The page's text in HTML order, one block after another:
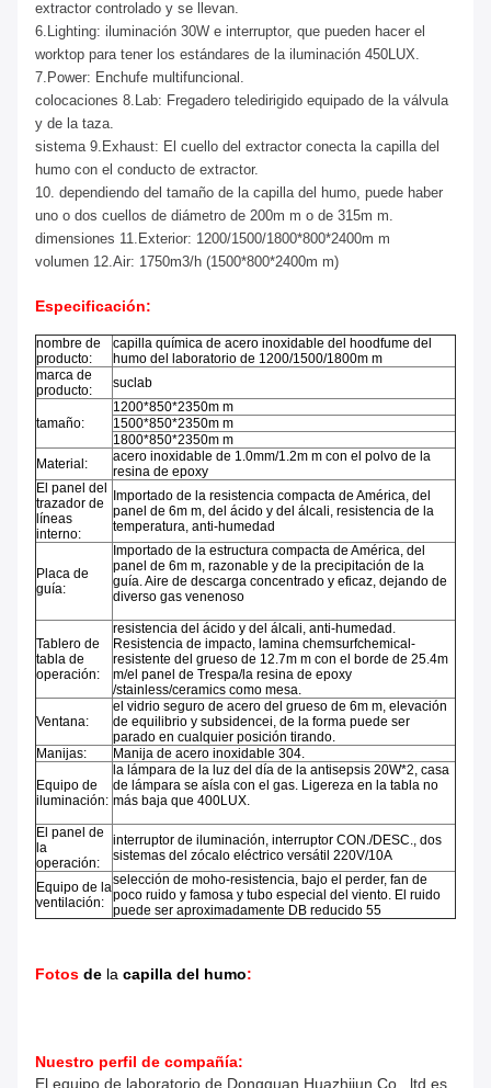
extractor controlado y se llevan.
6.Lighting: iluminación 30W e interruptor, que pueden hacer el
worktop para tener los estándares de la iluminación 450LUX.
7.Power: Enchufe multifuncional.
colocaciones 8.Lab: Fregadero teledirigido equipado de la válvula
y de la taza.
sistema 9.Exhaust: El cuello del extractor conecta la capilla del
humo con el conducto de extractor.
10. dependiendo del tamaño de la capilla del humo, puede haber
uno o dos cuellos de diámetro de 200m m o de 315m m.
dimensiones 11.Exterior: 1200/1500/1800*800*2400m m
volumen 12.Air: 1750m3/h (1500*800*2400m m)
Especificación:
nombre de
producto:
capilla química de acero inoxidable del hoodfume del
humo del laboratorio de 1200/1500/1800m m
marca de
producto:
suclab
tamaño:
1200*850*2350m m
1500*850*2350m m
1800*850*2350m m
Material:
acero inoxidable de 1.0mm/1.2m m con el polvo de la
resina de epoxy
El panel del
trazador de
líneas
interno:
Importado de la resistencia compacta de América, del
panel de 6m m, del ácido y del álcali, resistencia de la
temperatura, anti-humedad
Placa de
guía:
Importado de la estructura compacta de América, del
panel de 6m m, razonable y de la precipitación de la
guía. Aire de descarga concentrado y eficaz, dejando de
diverso gas venenoso
Tablero de
tabla de
operación:
resistencia del ácido y del álcali, anti-humedad.
Resistencia de impacto, lamina chemsurfchemical-
resistente del grueso de 12.7m m con el borde de 25.4m
m/el panel de Trespa/la resina de epoxy
/stainless/ceramics como mesa.
Ventana:
el vidrio seguro de acero del grueso de 6m m, elevación
de equilibrio y subsidencei, de la forma puede ser
parado en cualquier posición tirando.
Manijas:
Manija de acero inoxidable 304.
Equipo de
iluminación:
la lámpara de la luz del día de la antisepsis 20W*2, casa
de lámpara se aísla con el gas. Ligereza en la tabla no
más baja que 400LUX.
El panel de
la
operación:
interruptor de iluminación, interruptor CON./DESC., dos
sistemas del zócalo eléctrico versátil 220V/10A
Equipo de la
ventilación:
selección de moho-resistencia, bajo el perder, fan de
poco ruido y famosa y tubo especial del viento. El ruido
puede ser aproximadamente DB reducido 55
Fotos de la capilla del humo:
Nuestro perfil de compañía:
El equipo de laboratorio de Dongguan Huazhijun Co., ltd es